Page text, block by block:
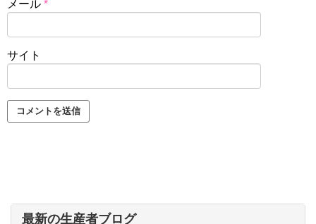
メール *
サイト
最新の生産者ブログ